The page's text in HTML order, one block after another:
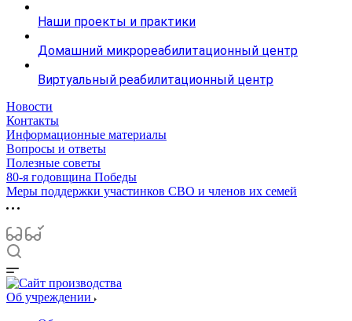
Наши проекты и практики
Домашний микрореабилитационный центр
Виртуальный реабилитационный центр
Новости
Контакты
Информационные материалы
Вопросы и ответы
Полезные советы
80-я годовщина Победы
Меры поддержки участинков СВО и членов их семей
Об учреждении